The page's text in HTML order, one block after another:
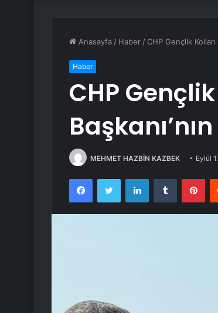
Anasayfa / Haber / CHP Gençlik
Haber
CHP
MEHMET HAZBİN KAZBEK Eylül
FacebookTwitter LinkedInTumblr